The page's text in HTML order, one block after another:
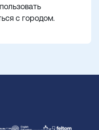
с городом.